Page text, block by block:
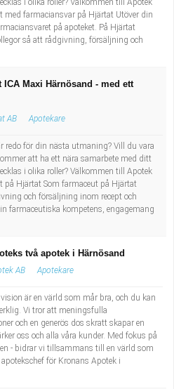
o specialavd. o mottagning
i olika roller? Välkommen till Apotek
med farmaciansvar på Hjärtat Utöver din
på apoteket. På Hjärtat
så att rådgivning, försäljning och
Maxi Härnösand - med ett
AB Apotekare
redo för din nästa utmaning? Vill du vara
att ha ett nära samarbete med ditt
i olika roller? Välkommen till Apotek
på Hjärtat Som farmaceut på Hjärtat
och försäljning inom recept och
farmaceutiska kompetens, engagemang
två apotek i Härnösand
AB Apotekare
är en värld som mår bra, och du kan
Vi tror att meningsfulla
och en generös dos skratt skapar en
oss och alla våra kunder. Med fokus på
- bidrar vi tillsammans till en värld som
apotekschef för Kronans Apotek i